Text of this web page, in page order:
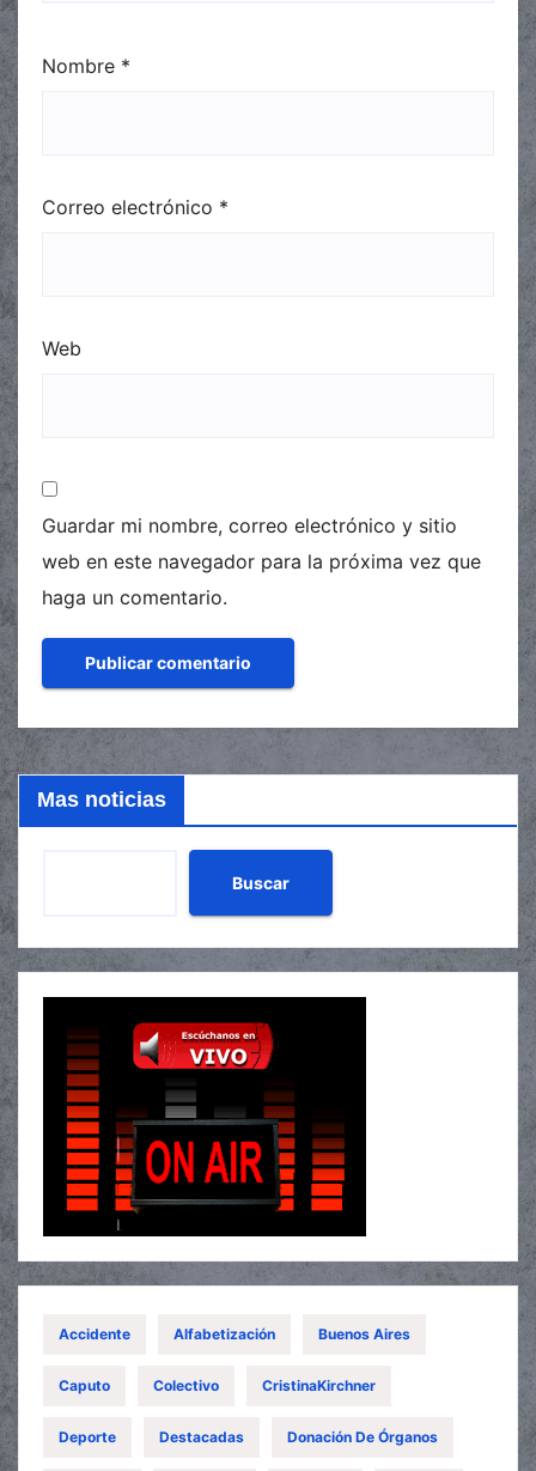
Nombre *
Correo electrónico *
Web
Guardar mi nombre, correo electrónico y sitio
web en este navegador para la próxima vez que
haga un comentario.
Mas noticias
Buscar
Accidente Alfabetización Buenos Aires
Caputo Colectivo CristinaKirchner
Deporte Destacadas Donación De Órganos